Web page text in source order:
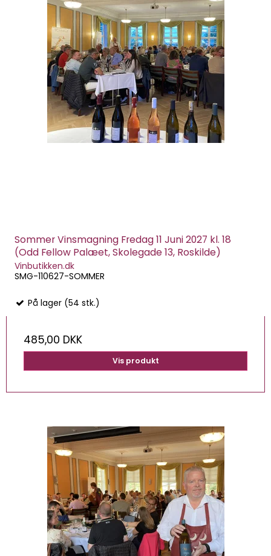
Sommer Vinsmagning Fredag 11 Juni 2027 kl. 18
(Odd Fellow Palæet, Skolegade 13, Roskilde)
Vinbutikken.dk
SMG-110627-SOMMER
På lager (54 stk.)
485,00 DKK
Vis produkt